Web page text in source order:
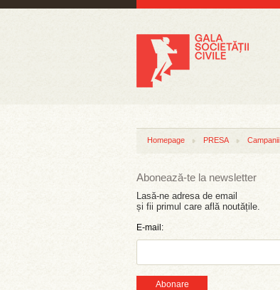
Homepage PRESA Campanii
Abonează-te la newsletter
Lasă-ne adresa de email
și fii primul care află noutățile.
E-mail:
Abonare